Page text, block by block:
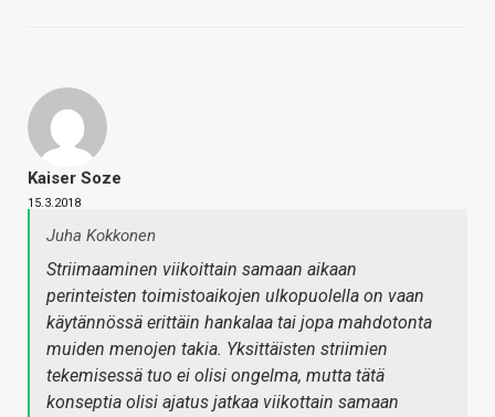
Kaiser Soze
15.3.2018
Juha Kokkonen
Striimaaminen viikoittain samaan aikaan
perinteisten toimistoaikojen ulkopuolella on vaan
käytännössä erittäin hankalaa tai jopa mahdotonta
muiden menojen takia. Yksittäisten striimien
tekemisessä tuo ei olisi ongelma, mutta tätä
konseptia olisi ajatus jatkaa viikottain samaan